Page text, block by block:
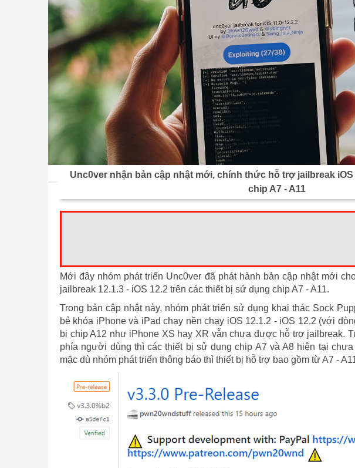
Unc0ver nhận bản cập nhật mới, chính thức hỗ trợ jailbreak
chip A7 - A11
Mới đây nhóm phát triển Unc0ver đã phát hành bản cập nhật mới
jailbreak 12.1.3 - iOS 12.2 trên các thiết bị sử dụng chip A7 - A11.
Trong bản cập nhật này, nhóm phát triển sử dụng khai thác Sock
bẻ khóa iPhone và iPad chạy nền chạy iOS 12.1.2 - iOS 12.2 (với
bị chip A12 như iPhone XS hay XR vẫn chưa được hỗ trợ jailbreak.
phía người dùng thì các thiết bị sử dụng chip A7 và A8 hiện tại
mặc dù nhóm phát triển thông báo thì thiết bị hỗ trợ bao gồm từ A7 -